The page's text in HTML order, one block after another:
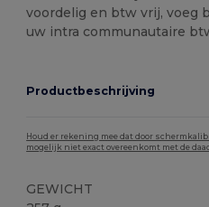
voordelig en btw vrij, voeg
uw intra communautaire
Productbeschrijving
Houd er rekening mee dat door
mogelijk niet exact overeenkomt met de
GEWICHT